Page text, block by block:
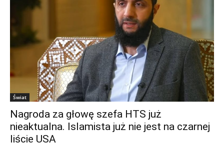
Świat
Nagroda za głowę szefa HTS już
nieaktualna. Islamista już nie jest na czarnej
liście USA